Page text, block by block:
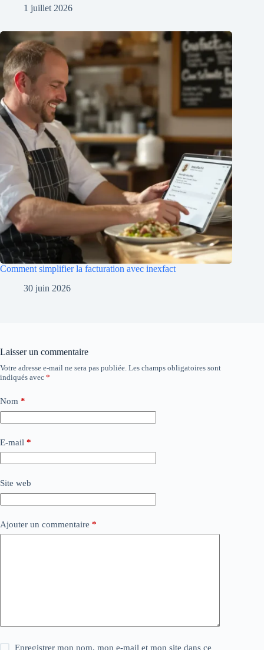
1 juillet 2026
Comment simplifier la facturation avec inexfact
30 juin 2026
Laisser un commentaire
Votre adresse e-mail ne sera pas publiée. Les champs obligatoires sont
indiqués avec *
Nom *
E-mail *
Site web
Ajouter un commentaire *
Enregistrer mon nom, mon e-mail et mon site dans ce